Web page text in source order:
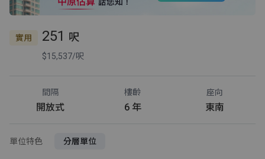
實用 251 呎
$15,537/呎
間隔
開放式
樓齡
6 年
座向
東南
單位特色 分層單位